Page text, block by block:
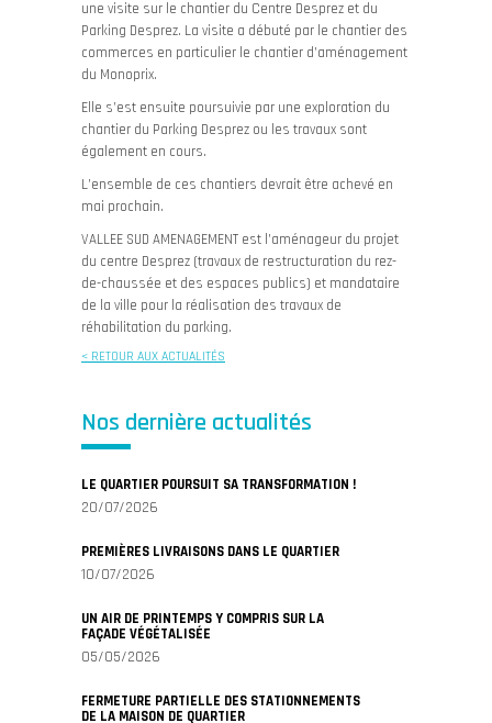
une visite sur le chantier du Centre Desprez et du
Parking Desprez. La visite a débuté par le chantier des
commerces en particulier le chantier d’aménagement
du Monoprix.
Elle s’est ensuite poursuivie par une exploration du
chantier du Parking Desprez ou les travaux sont
également en cours.
L’ensemble de ces chantiers devrait être achevé en
mai prochain.
VALLEE SUD AMENAGEMENT est l’aménageur du projet
du centre Desprez (travaux de restructuration du rez-
de-chaussée et des espaces publics) et mandataire
de la ville pour la réalisation des travaux de
réhabilitation du parking.
< RETOUR AUX ACTUALITÉS
Nos dernière actualités
LE QUARTIER POURSUIT SA TRANSFORMATION !
20/07/2026
PREMIÈRES LIVRAISONS DANS LE QUARTIER
10/07/2026
UN AIR DE PRINTEMPS Y COMPRIS SUR LA
FAÇADE VÉGÉTALISÉE
05/05/2026
FERMETURE PARTIELLE DES STATIONNEMENTS
DE LA MAISON DE QUARTIER